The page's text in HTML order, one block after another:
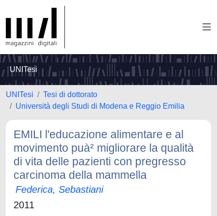
UNITesi
UNITesi
Tesi di dottorato
Università degli Studi di Modena e Reggio Emilia
EMILI l'educazione alimentare e al
movimento puà² migliorare la qualità
di vita delle pazienti con pregresso
carcinoma della mammella
Federica, Sebastiani
2011